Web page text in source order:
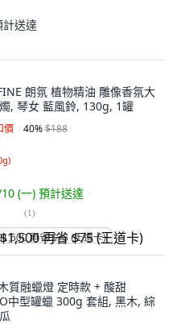
計送達
朗氛 植物精油 雕像香氛大
, 琴女 藍風鈴, 130g, 1罐
價 40%$188
)
(一) 預計送達
(1)
再省 $75 (王道卡)
質融蠟燈 定時款 + 酸甜
中型罐蠟 300g 套組, 黑木, 綜